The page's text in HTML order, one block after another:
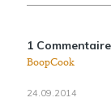
1 Commentaire
BoopCook
24.09.2014